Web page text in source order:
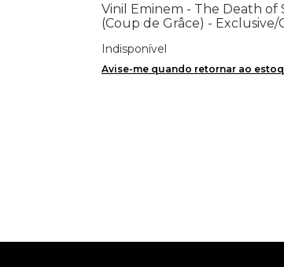
Vinil Eminem - The Death of
(Coup de Grâce) - Exclusive/
Indisponível
Avise-me quando retornar ao